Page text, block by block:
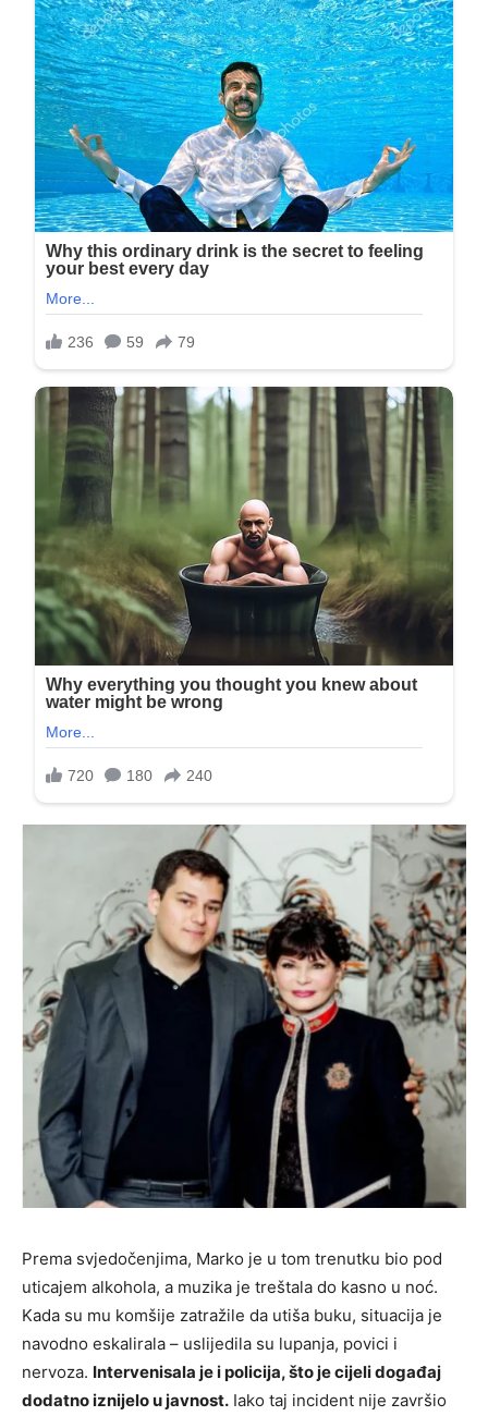
Prema svjedočenjima, Marko je u tom trenutku bio pod
uticajem alkohola, a muzika je treštala do kasno u noć.
Kada su mu komšije zatražile da utiša buku, situacija je
navodno eskalirala – uslijedila su lupanja, povici i
nervoza. Intervenisala je i policija, što je cijeli događaj
dodatno iznijelo u javnost. Iako taj incident nije završio